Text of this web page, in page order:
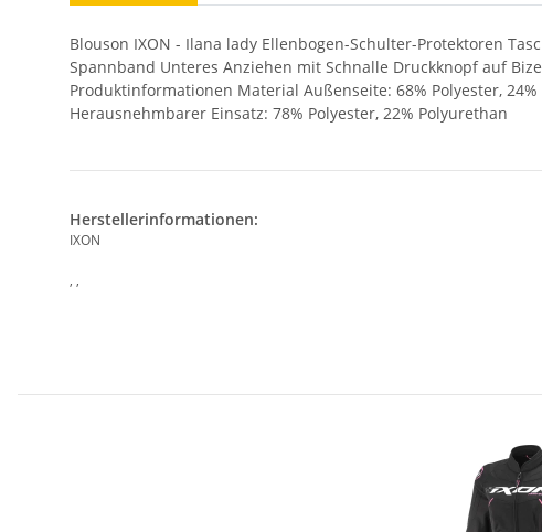
Blouson IXON - Ilana lady Ellenbogen-Schulter-Protektoren
Spannband Unteres Anziehen mit Schnalle Druckknopf auf
Produktinformationen Material Außenseite: 68% Polyester,
Herausnehmbarer Einsatz: 78% Polyester, 22% Polyurethan
Herstellerinformationen:
IXON
, ,